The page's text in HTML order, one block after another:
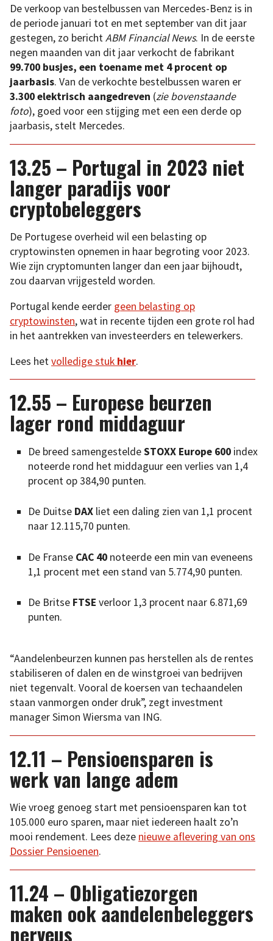
De verkoop van bestelbussen van Mercedes-Benz is in
de periode januari tot en met september van dit jaar
gestegen, zo berichtABM Financial News. In de eerste
negen maanden van dit jaar verkocht de fabrikant
99.700 busjes, een toename met 4 procent op
jaarbasis. Van de verkochte bestelbussen waren er
3.300 elektrisch aangedreven (zie bovenstaande
foto), goed voor een stijging met een een derde op
jaarbasis, stelt Mercedes.
13.25 – Portugal in 2023 niet
langer paradijs voor
cryptobeleggers
De Portugese overheid wil een belasting op
cryptowinsten opnemen in haar begroting voor 2023.
Wie zijn cryptomunten langer dan een jaar bijhoudt,
zou daarvan vrijgesteld worden.
Portugal kende eerder geen belasting op
cryptowinsten, wat in recente tijden een grote rol had
in het aantrekken van investeerders en telewerkers.
Lees hetvolledige stuk hier.
12.55 – Europese beurzen
lager rond middaguur
De breed samengesteldeSTOXX Europe 600 index
noteerde rond het middaguur een verlies van 1,4
procent op 384,90 punten.
De Duitse DAX liet een daling zien van 1,1 procent
naar 12.115,70 punten.
De Franse CAC 40 noteerde een min van eveneens
1,1 procent met een stand van 5.774,90 punten.
De Britse FTSE verloor 1,3 procent naar 6.871,69
punten.
“Aandelenbeurzen kunnen pas herstellen als de rentes
stabiliseren of dalen en de winstgroei van bedrijven
niet tegenvalt. Vooral de koersen van techaandelen
staan vanmorgen onder druk”, zegt investment
manager Simon Wiersma van ING.
12.11 – Pensioensparen is
werk van lange adem
Wie vroeg genoeg start met pensioensparen kan tot
105.000 euro sparen, maar niet iedereen haalt zo’n
mooi rendement. Lees deze nieuwe aflevering van ons
Dossier Pensioenen.
11.24 – Obligatiezorgen
maken ook aandelenbeleggers
nerveus